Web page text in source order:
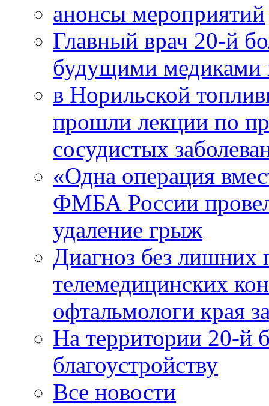
анонсы мероприятий
Главный врач 20-й
будущими медиками
в Норильской
прошли лекции по
сосудистых
«Одна операция
ФМБА России
удаление грыж
Диагноз без лишних
телемедицинских
офтальмологи края
На территории 20-й
благоустройству
Все новости